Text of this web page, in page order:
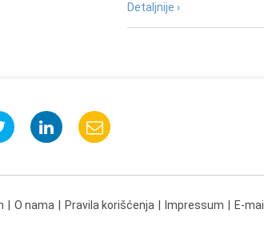
Detaljnije ›
O nama Pravila korišćenja Impressum E-mail